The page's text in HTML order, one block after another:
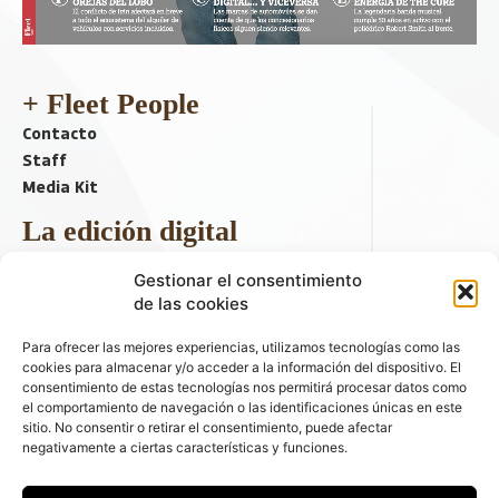
Gestionar el consentimiento
de las cookies
Para ofrecer las mejores experiencias, utilizamos tecnologías como las
cookies para almacenar y/o acceder a la información del dispositivo. El
consentimiento de estas tecnologías nos permitirá procesar datos como
el comportamiento de navegación o las identificaciones únicas en este
sitio. No consentir o retirar el consentimiento, puede afectar
negativamente a ciertas características y funciones.
+ Fleet People
Contacto
Staff
Media Kit
La edición digital
Descargar último ejemplar
ir a hemeroteca
+ Contenido en redes sociales